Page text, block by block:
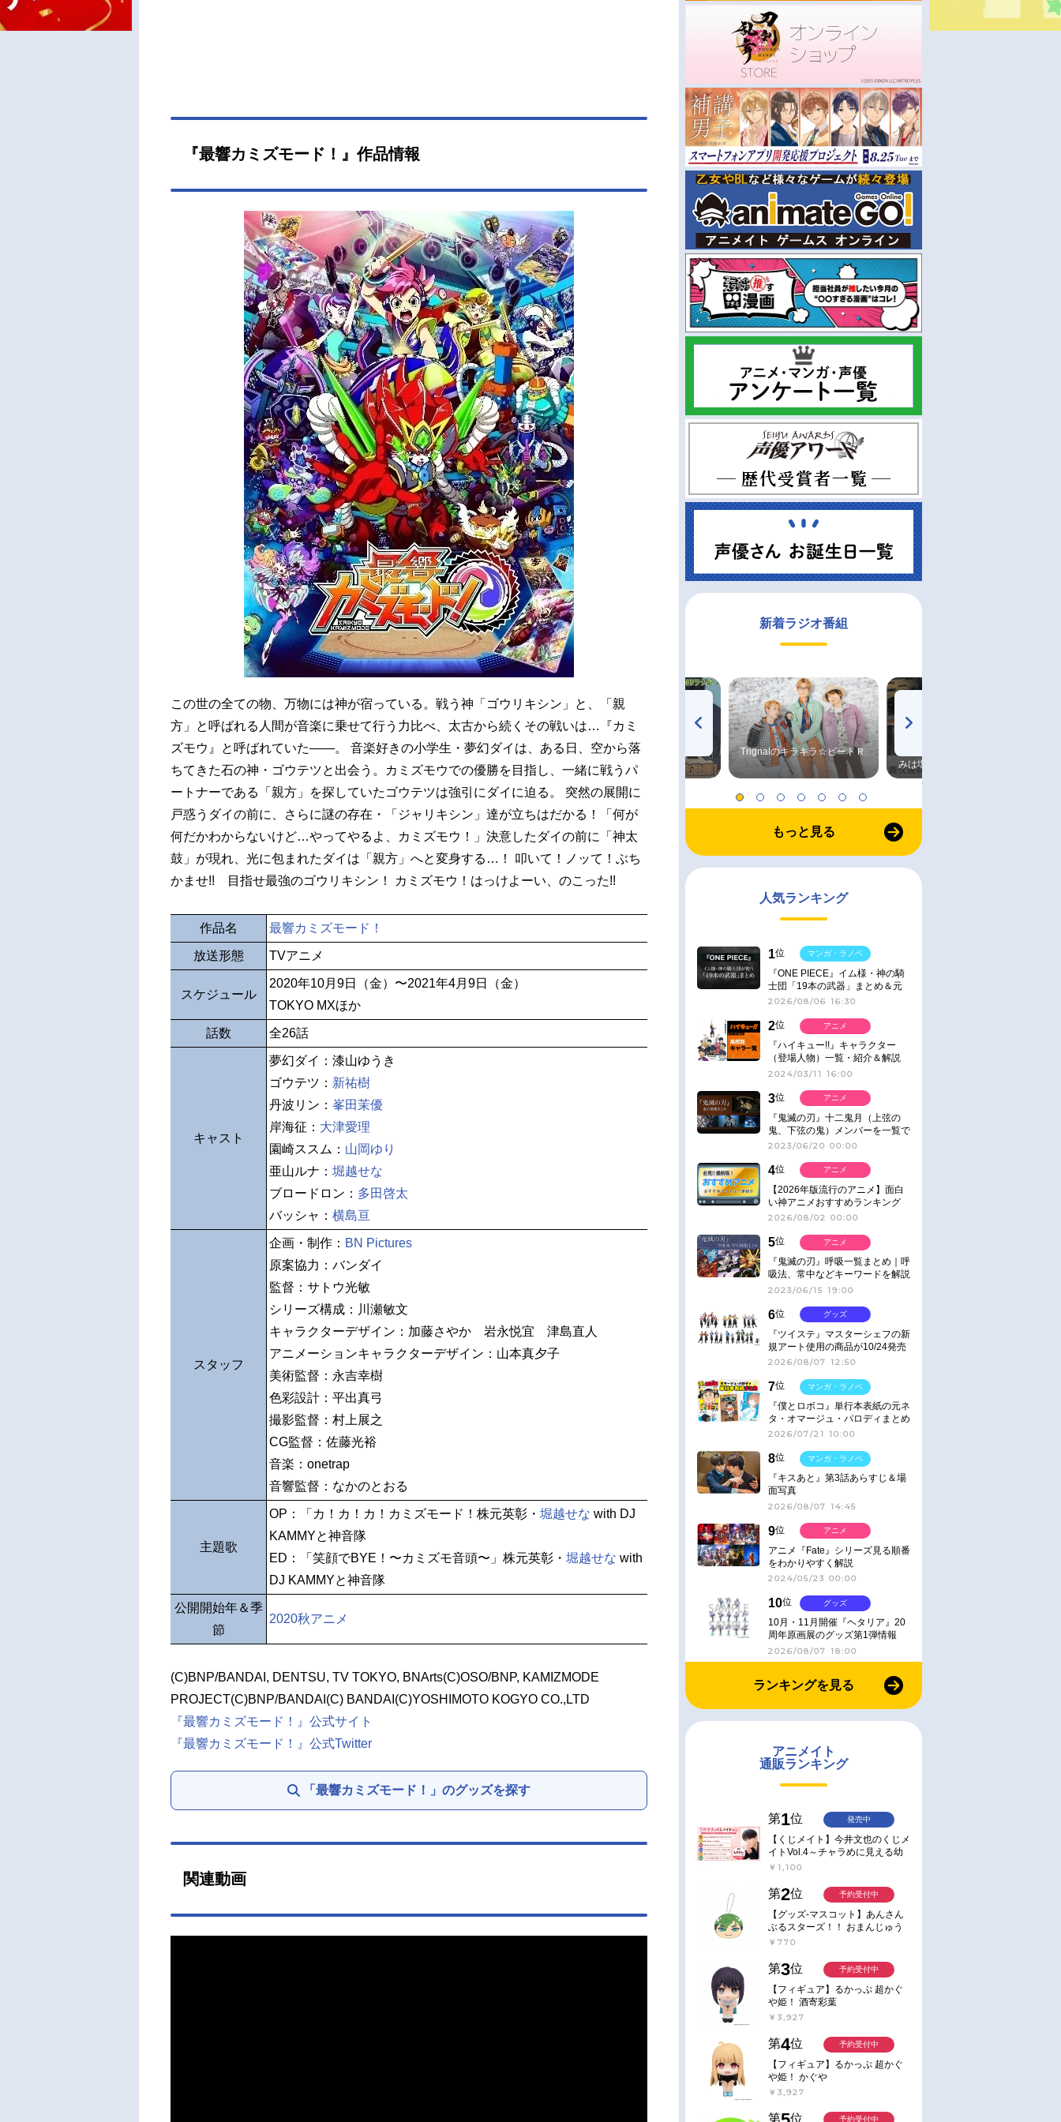
『最響カミズモード！』作品情報
この世の全ての物、万物には神が宿っている。戦う神「ゴウリキシン」と、「親
方」と呼ばれる人間が音楽に乗せて行う力比べ、太古から続くその戦いは…『カミ
ズモウ』と呼ばれていた――。 音楽好きの小学生・夢幻ダイは、ある日、空から落
ちてきた石の神・ゴウテツと出会う。カミズモウでの優勝を目指し、一緒に戦うパ
ートナーである「親方」を探していたゴウテツは強引にダイに迫る。 突然の展開に
戸惑うダイの前に、さらに謎の存在・「ジャリキシン」達が立ちはだかる！「何が
何だかわからないけど…やってやるよ、カミズモウ！」決意したダイの前に「神太
鼓」が現れ、光に包まれたダイは「親方」へと変身する…！ 叩いて！ノッて！ぶち
かませ!! 目指せ最強のゴウリキシン！ カミズモウ！はっけよーい、のこった!!
作品名 最響カミズモード！
放送形態 TVアニメ
スケジュール
2020年10月9日（金）〜2021年4月9日（金）
TOKYO MXほか
話数 全26話
キャスト
夢幻ダイ：漆山ゆうき
ゴウテツ： 新祐樹
丹波リン： 峯田茉優
岸海征： 大津愛理
園崎ススム： 山岡ゆり
亜山ルナ： 堀越せな
ブロードロン： 多田啓太
バッシャ： 横島亘
スタッフ
企画・制作： BN Pictures
原案協力：バンダイ
監督：サトウ光敏
シリーズ構成：川瀬敏文
キャラクターデザイン：加藤さやか 岩永悦宜 津島直人
アニメーションキャラクターデザイン：山本真夕子
美術監督：永吉幸樹
色彩設計：平出真弓
撮影監督：村上展之
CG監督：佐藤光裕
音楽：onetrap
音響監督：なかのとおる
主題歌
OP：「カ！カ！カ！カミズモード！株元英彰・ 堀越せな with DJ
KAMMYと神音隊
ED：「笑顔でBYE！〜カミズモ音頭〜」株元英彰・ 堀越せな with
DJ KAMMYと神音隊
公開開始年＆季
節
2020秋アニメ
(C)BNP/BANDAI, DENTSU, TV TOKYO, BNArts(C)OSO/BNP, KAMIZMODE
PROJECT(C)BNP/BANDAI(C) BANDAI(C)YOSHIMOTO KOGYO CO.,LTD
『最響カミズモード！』公式サイト
『最響カミズモード！』公式Twitter
「最響カミズモード！」のグッズを探す
関連動画
新着ラジオ番組
TVアニメ『戦隊大失格』
radio 大直会 2nd season
ハイキュー!! 烏野高校放送部! Trignalのキラキラ☆ビートＲ
みは塩だけ
もっと見る
人気ランキング
1位
『ONE PIECE』イム様・神の騎
士団「19本の武器」まとめ＆元
ネタ
2026/08/06 16:30
マンガ・ラノベ
2位
『ハイキュー!!』キャラクター
（登場人物）一覧・紹介＆解説
2024/03/11 16:00
アニメ
3位
『鬼滅の刃』十二鬼月（上弦の
鬼、下弦の鬼）メンバーを一覧で
紹介＆解説（登場鬼の情報まと
2023/06/20 00:00
アニメ
4位
【2026年版流行のアニメ】面白
い神アニメおすすめランキング
【名作・話題作】｜ジャンル別人
2026/08/02 00:00
アニメ
5位
『鬼滅の刃』呼吸一覧まとめ｜呼
吸法、常中などキーワードを解説
2023/06/15 19:00
アニメ
6位
『ツイステ』マスターシェフの新
規アート使用の商品が10/24発売
2026/08/07 12:50
グッズ
7位
『僕とロボコ』単行本表紙の元ネ
タ・オマージュ・パロディまとめ
2026/07/21 10:00
マンガ・ラノベ
8位
『キスあと』第3話あらすじ＆場
面写真
2026/08/07 14:45
マンガ・ラノベ
9位
アニメ『Fate』シリーズ見る順番
をわかりやすく解説
2024/05/23 00:00
アニメ
10位
10月・11月開催『ヘタリア』20
周年原画展のグッズ第1弾情報
2026/08/07 18:00
グッズ
ランキングを見る
アニメイト
通販ランキング
第1位
【くじメイト】今井文也のくじメ
イトVol.4～チャラめに見える幼
馴染、実は一途で独占欲が強いん
￥1,100
発売中
第2位
【グッズ-マスコット】あんさん
ぶるスターズ！！ おまんじゅう
にぎにぎマスコット ねくすと2
￥770
予約受付中
第3位
【フィギュア】るかっぷ 超かぐ
や姫！ 酒寄彩葉
￥3,927
予約受付中
第4位
【フィギュア】るかっぷ 超かぐ
や姫！ かぐや
￥3,927
予約受付中
第 位 予約受付中